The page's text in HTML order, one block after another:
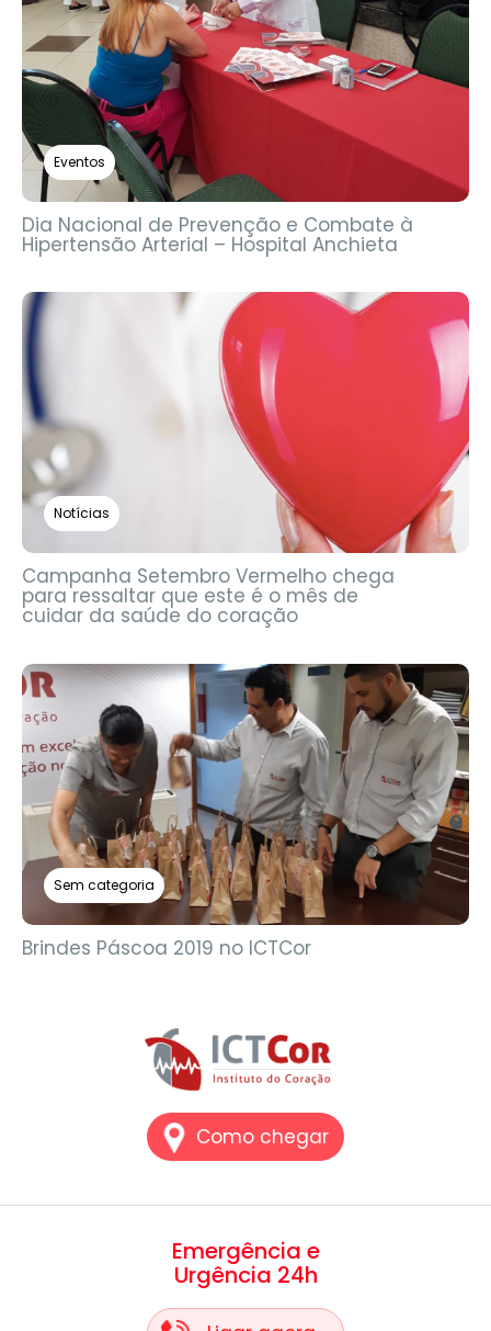
Eventos
Dia Nacional de Prevenção e Combate à
Hipertensão Arterial – Hospital Anchieta
Notícias
Campanha Setembro Vermelho chega
para ressaltar que este é o mês de
cuidar da saúde do coração
Sem categoria
Brindes Páscoa 2019 no ICTCor
Como chegar
Emergência e
Urgência 24h